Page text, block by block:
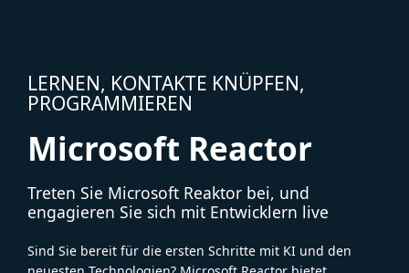
LERNEN, KONTAKTE KNÜPFEN,
PROGRAMMIEREN
Microsoft Reactor
Treten Sie Microsoft Reaktor bei, und
engagieren Sie sich mit Entwicklern live
Sind Sie bereit für die ersten Schritte mit KI und den